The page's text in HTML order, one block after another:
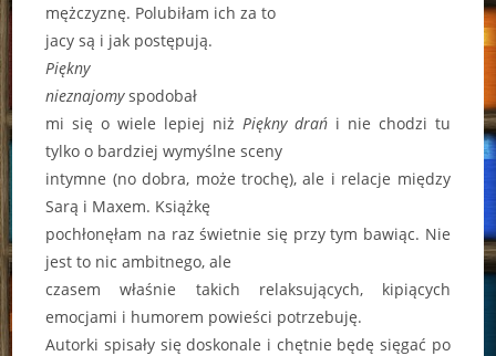
mężczyznę. Polubiłam ich za to
jacy są i jak postępują.
Piękny
nieznajomyspodobał
mi się o wiele lepiej niż Piękny drań i nie chodzi tu
tylko o bardziej wymyślne sceny
intymne (no dobra, może trochę), ale i relacje między
Sarą i Maxem. Książkę
pochłonęłam na raz świetnie się przy tym bawiąc. Nie
jest to nic ambitnego, ale
czasem właśnie takich relaksujących, kipiących
emocjami i humorem powieści potrzebuję.
Autorki spisały się doskonale i chętnie będę sięgać po